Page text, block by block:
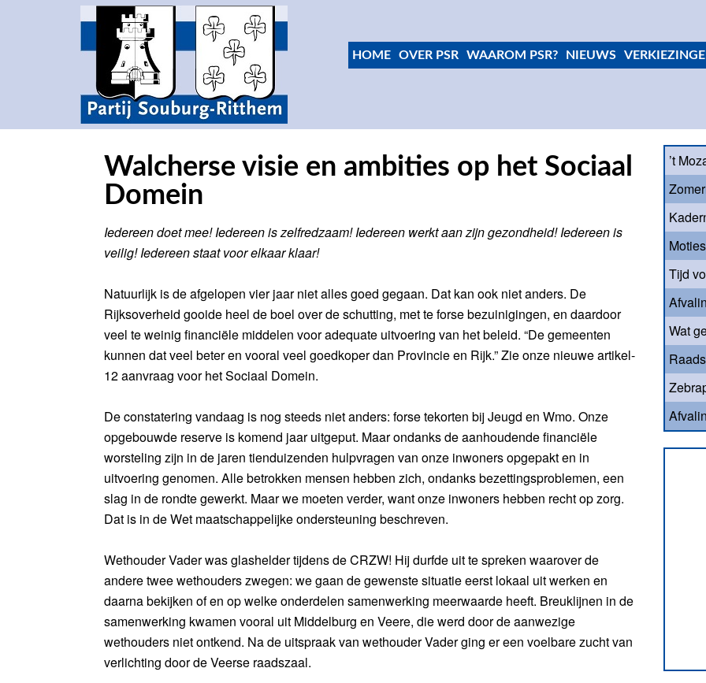
HOME OVER PSR WAAROM PSR? NIEUWS
Walcherse visie en ambities op het Sociaal
Domein
Iedereen doet mee! Iedereen is zelfredzaam! Iedereen werkt aan zijn gezondheid! Iedereen is
veilig! Iedereen staat voor elkaar klaar!
Natuurlijk is de afgelopen vier jaar niet alles goed gegaan. Dat kan ook niet anders. De
Rijksoverheid gooide heel de boel over de schutting, met te forse bezuinigingen, en daardoor
veel te weinig financiële middelen voor adequate uitvoering van het beleid. “De gemeenten
kunnen dat veel beter en vooral veel goedkoper dan Provincie en Rijk.” Zie onze nieuwe artikel-
12 aanvraag voor het Sociaal Domein.
De constatering vandaag is nog steeds niet anders: forse tekorten bij Jeugd en Wmo. Onze
opgebouwde reserve is komend jaar uitgeput. Maar ondanks de aanhoudende financiële
worsteling zijn in de jaren tienduizenden hulpvragen van onze inwoners opgepakt en in
uitvoering genomen. Alle betrokken mensen hebben zich, ondanks bezettingsproblemen, een
slag in de rondte gewerkt. Maar we moeten verder, want onze inwoners hebben recht op zorg.
Dat is in de Wet maatschappelijke ondersteuning beschreven.
Wethouder Vader was glashelder tijdens de CRZW! Hij durfde uit te spreken waarover de
andere twee wethouders zwegen: we gaan de gewenste situatie eerst lokaal uit werken en
daarna bekijken of en op welke onderdelen samenwerking meerwaarde heeft. Breuklijnen in de
samenwerking kwamen vooral uit Middelburg en Veere, die werd door de aanwezige
wethouders niet ontkend. Na de uitspraak van wethouder Vader ging er een voelbare zucht van
verlichting door de Veerse raadszaal.
’t
Tijd
Wat